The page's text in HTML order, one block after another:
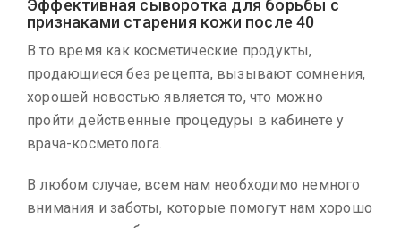
Эффективная сыворотка для борьбы с
признаками старения кожи после 40
В то время как косметические продукты,
продающиеся без рецепта, вызывают сомнения,
хорошей новостью является то, что можно
пройти действенные процедуры в кабинете у
врача-косметолога.
В любом случае, всем нам необходимо немного
внимания и заботы, которые помогут нам хорошо